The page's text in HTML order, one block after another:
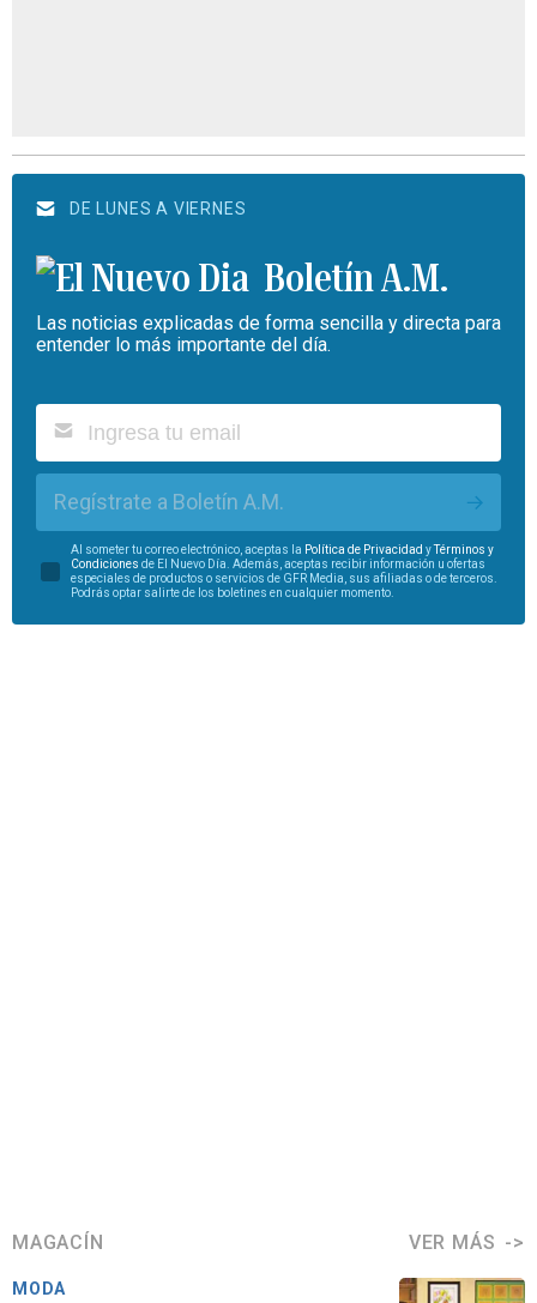
DE LUNES A VIERNES
Boletín A.M.
Las noticias explicadas de forma sencilla y directa para
entender lo más importante del día.
Regístrate a Boletín A.M.
Al someter tu correo electrónico, aceptas la Política de Privacidad yTérminos y
Condiciones de El Nuevo Día. Además, aceptas recibir información u ofertas
especiales de productos o servicios de GFR Media, sus afiliadas o de terceros.
Podrás optar salirte de los boletines en cualquier momento.
MAGACÍN VER MÁS
MODA